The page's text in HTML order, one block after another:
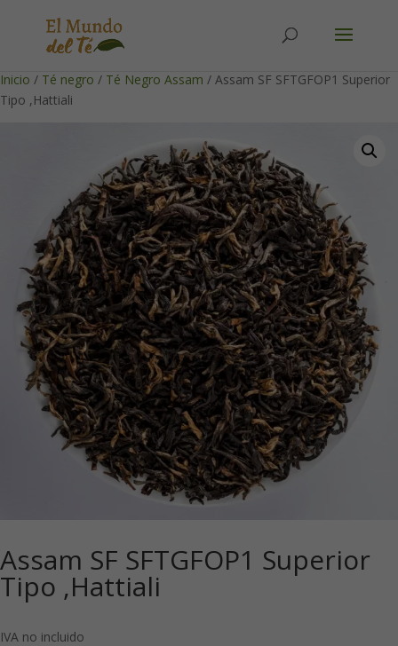
Inicio / Té negro / Té Negro Assam / Assam SF SFTGFOP1 Superior
Tipo ,Hattiali
Assam SF SFTGFOP1 Superior
Tipo ,Hattiali
IVA no incluido